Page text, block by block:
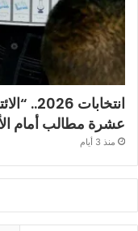
عشرة مطالب أمام
منذ 3 أيام